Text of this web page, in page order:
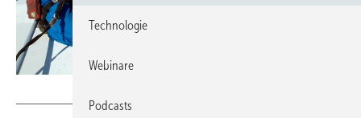
Technologie
Webinare
Podcasts